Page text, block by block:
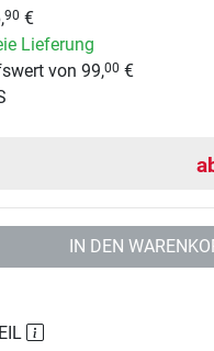
90 €
Lieferung
von 99,00 €
IN DEN